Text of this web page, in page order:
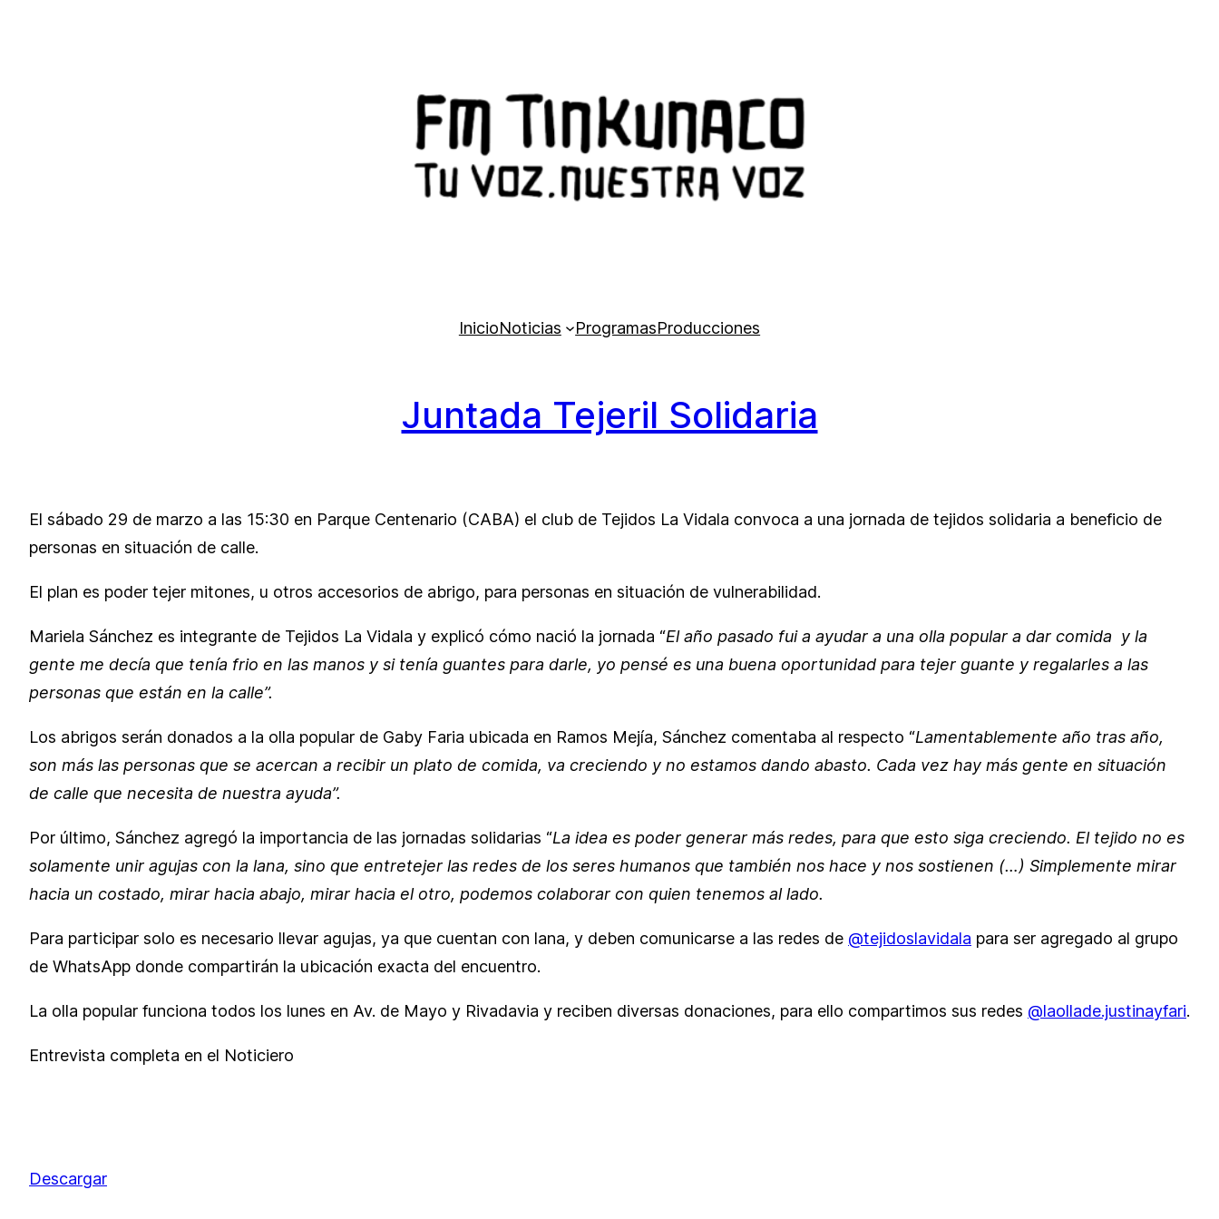
InicioNoticias ProgramasProducciones
Juntada Tejeril Solidaria
El sábado 29 de marzo a las 15:30 en Parque Centenario (CABA) el club de Tejidos La Vidala convoca a una jornada de tejidos solidaria a beneficio de
personas en situación de calle.
El plan es poder tejer mitones, u otros accesorios de abrigo, para personas en situación de vulnerabilidad.
Mariela Sánchez es integrante de Tejidos La Vidala y explicó cómo nació la jornada “El año pasado fui a ayudar a una olla popular a dar comida y la
gente me decía que tenía frio en las manos y si tenía guantes para darle, yo pensé es una buena oportunidad para tejer guante y regalarles a las
personas que están en la calle”.
Los abrigos serán donados a la olla popular de Gaby Faria ubicada en Ramos Mejía, Sánchez comentaba al respecto “Lamentablemente año tras año,
son más las personas que se acercan a recibir un plato de comida, va creciendo y no estamos dando abasto. Cada vez hay más gente en situación
de calle que necesita de nuestra ayuda”.
Por último, Sánchez agregó la importancia de las jornadas solidarias “La idea es poder generar más redes, para que esto siga creciendo. El tejido no es
solamente unir agujas con la lana, sino que entretejer las redes de los seres humanos que también nos hace y nos sostienen (…) Simplemente mirar
hacia un costado, mirar hacia abajo, mirar hacia el otro, podemos colaborar con quien tenemos al lado.
Para participar solo es necesario llevar agujas, ya que cuentan con lana, y deben comunicarse a las redes de @tejidoslavidala para ser agregado al grupo
de WhatsApp donde compartirán la ubicación exacta del encuentro.
La olla popular funciona todos los lunes en Av. de Mayo y Rivadavia y reciben diversas donaciones, para ello compartimos sus redes @laollade.justinayfari.
Entrevista completa en el Noticiero
Descargar